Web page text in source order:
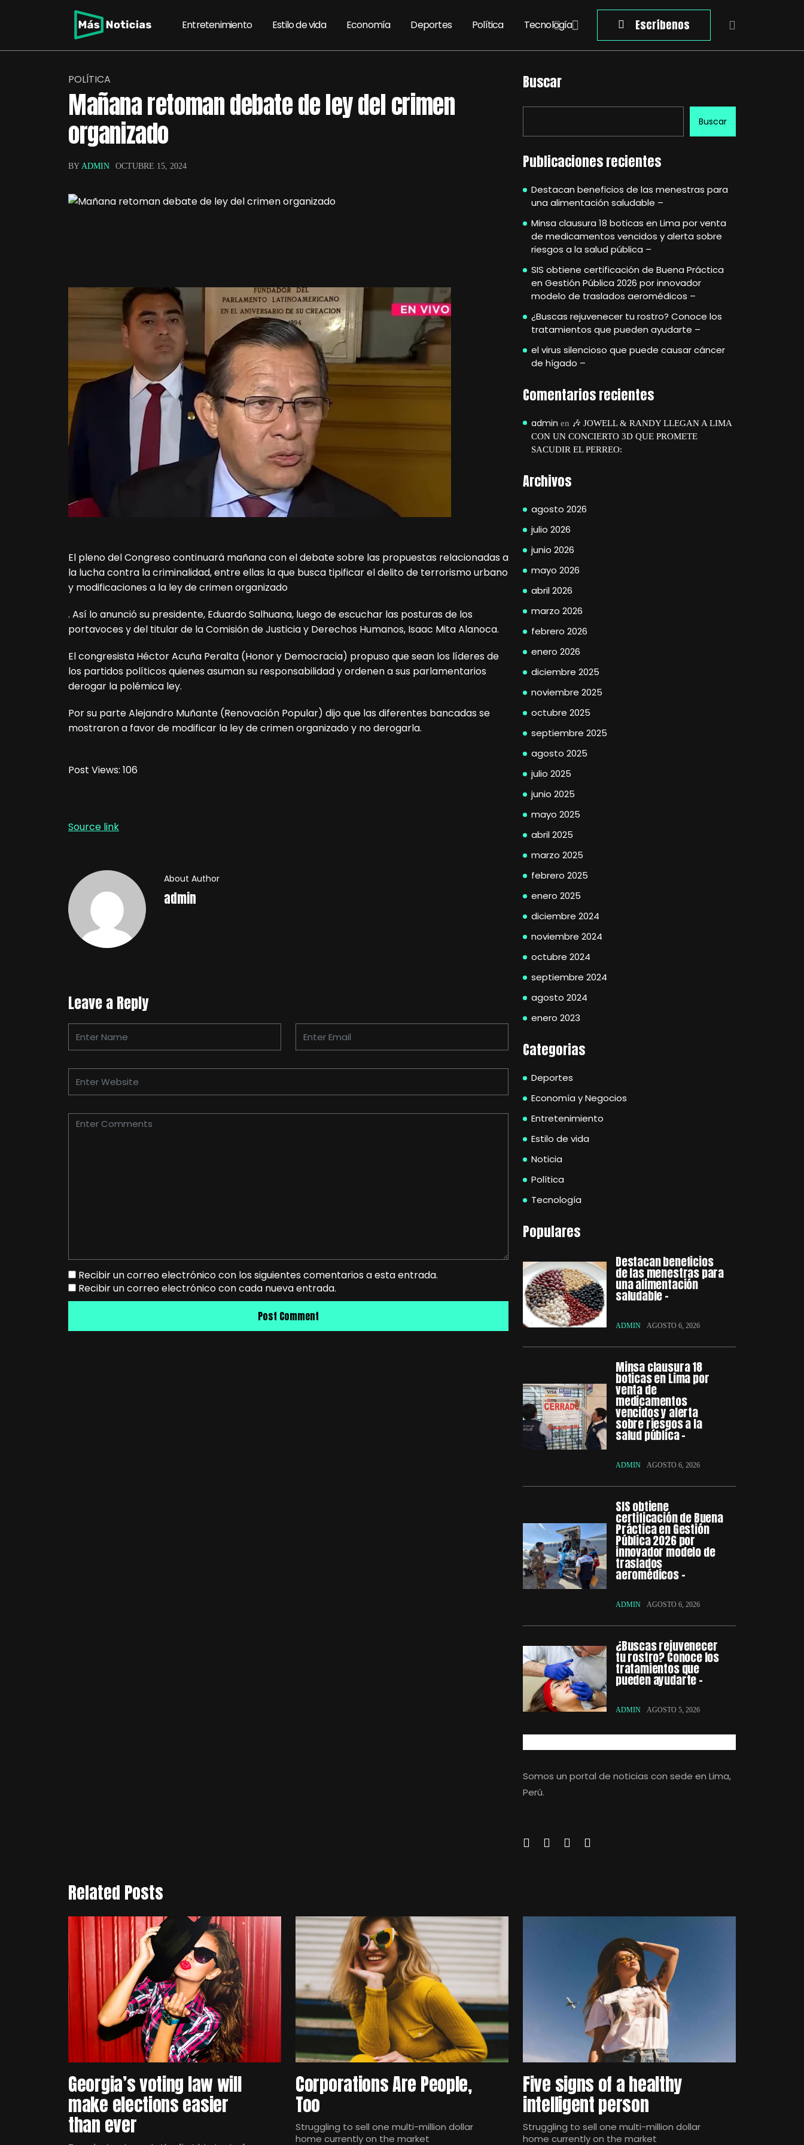
Entretenimiento Estilo de vida Economía Deportes Política Tecnología Escríbenos
POLÍTICA
Mañana retoman debate de ley del crimen
organizado
BY ADMIN OCTUBRE 15, 2024
El pleno del Congreso continuará mañana con el debate sobre las propuestas relacionadas a
la lucha contra la criminalidad, entre ellas la que busca tipificar el delito de terrorismo urbano
y modificaciones a la ley de crimen organizado
. Así lo anunció su presidente, Eduardo Salhuana, luego de escuchar las posturas de los
portavoces y del titular de la Comisión de Justicia y Derechos Humanos, Isaac Mita Alanoca.
El congresista Héctor Acuña Peralta (Honor y Democracia) propuso que sean los líderes de
los partidos políticos quienes asuman su responsabilidad y ordenen a sus parlamentarios
derogar la polémica ley.
Por su parte Alejandro Muñante (Renovación Popular) dijo que las diferentes bancadas se
mostraron a favor de modificar la ley de crimen organizado y no derogarla.
Post Views: 106
Source link
About Author
admin
Leave a Reply
Recibir un correo electrónico con los siguientes comentarios a esta entrada.
Recibir un correo electrónico con cada nueva entrada.
Buscar
Buscar
Publicaciones recientes
Destacan beneficios de las menestras para
una alimentación saludable –
Minsa clausura 18 boticas en Lima por venta
de medicamentos vencidos y alerta sobre
riesgos a la salud pública –
SIS obtiene certificación de Buena Práctica
en Gestión Pública 2026 por innovador
modelo de traslados aeromédicos –
¿Buscas rejuvenecer tu rostro? Conoce los
tratamientos que pueden ayudarte –
el virus silencioso que puede causar cáncer
de hígado –
Comentarios recientes
admin en 🎶 JOWELL & RANDY LLEGAN A LIMA
CON UN CONCIERTO 3D QUE PROMETE
SACUDIR EL PERREO:
Archivos
agosto 2026
julio 2026
junio 2026
mayo 2026
abril 2026
marzo 2026
febrero 2026
enero 2026
diciembre 2025
noviembre 2025
octubre 2025
septiembre 2025
agosto 2025
julio 2025
junio 2025
mayo 2025
abril 2025
marzo 2025
febrero 2025
enero 2025
diciembre 2024
noviembre 2024
octubre 2024
septiembre 2024
agosto 2024
enero 2023
Categorias
Deportes
Economía y Negocios
Entretenimiento
Estilo de vida
Noticia
Política
Tecnología
Populares
Destacan beneficios
de las menestras para
una alimentación
saludable –
ADMIN AGOSTO 6, 2026
Minsa clausura 18
boticas en Lima por
venta de
medicamentos
vencidos y alerta
sobre riesgos a la
salud pública –
ADMIN AGOSTO 6, 2026
SIS obtiene
certificación de Buena
Práctica en Gestión
Pública 2026 por
innovador modelo de
traslados
aeromédicos –
ADMIN AGOSTO 6, 2026
¿Buscas rejuvenecer
tu rostro? Conoce los
tratamientos que
pueden ayudarte –
ADMIN AGOSTO 5, 2026
Somos un portal de noticias con sede en Lima,
Perú.
Related Posts
Georgia’s voting law will
make elections easier
than ever
Corporations Are People,
Too
Struggling to sell one multi-million dollar
home currently on the market
Five signs of a healthy
intelligent person
Struggling to sell one multi-million dollar
home currently on the market